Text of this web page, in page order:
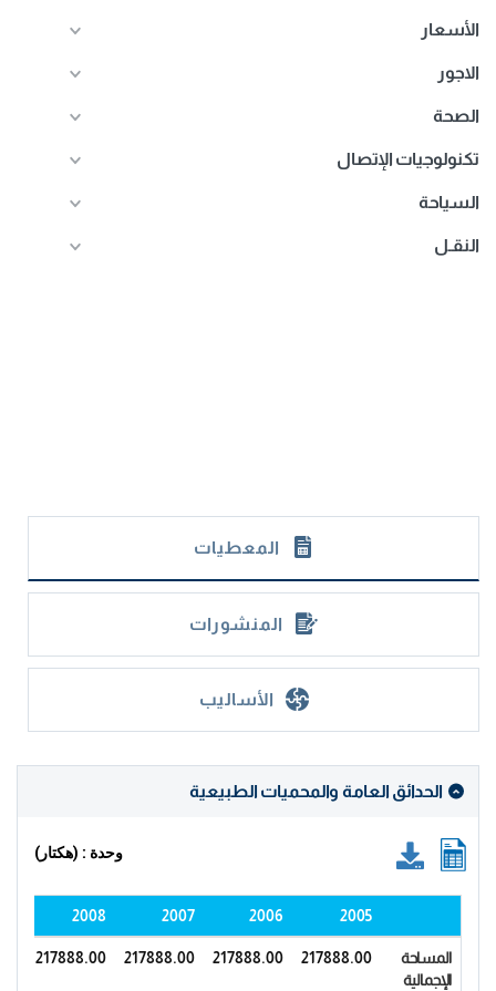
الأسعار
الاجور
الصحة
تكنولوجيات الإتصال
السياحة
النقـل
المعطيات
المنشورات
الأساليب
الحدائق العامة والمحميات الطبيعية
وحدة : (هكتار)
2005
2006
2007
2008
المساحة
الإجمالية
217888.00
217888.00
217888.00
217888.00